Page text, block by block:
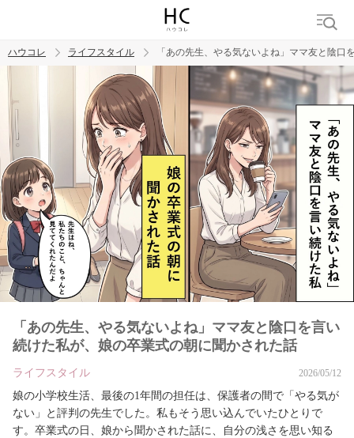
トレンド ワード
ハウコレ ライフスタイル 「あの先生、やる気ないよね」ママ友と陰
「あの先生、やる気ないよね」ママ友と陰口を言い
続けた私が、娘の卒業式の朝に聞かされた話
ライフスタイル 2026/05/12
娘の小学校生活、最後の1年間の担任は、保護者の間で「やる気が
ない」と評判の先生でした。私もそう思い込んでいたひとりで
す。卒業式の日、娘から聞かされた話に、自分の浅さを思い知る